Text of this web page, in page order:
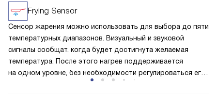
прямоугольную сковороду-гриль. Также можно
использовать на одной зоне сразу несколько видов
посуды. Такие конфорки автоматически распознают
наличие посуды, что гарантирует безопасный процесс
готовки.
Frying Sensor
Сенсор жарения можно использовать для выбора до пяти
температурных диапазонов. Визуальный и звуковой
сигналы сообщат. когда будет достигнута желаемая
температура. После этого нагрев поддерживается
на одном уровне, без необходимости регулироваться его,